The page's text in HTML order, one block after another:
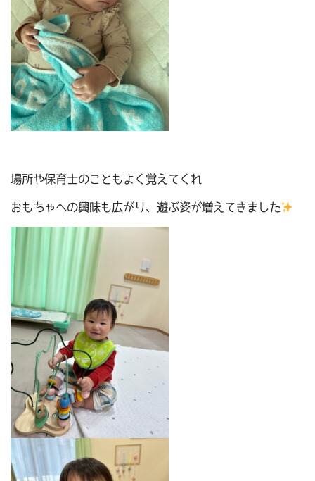
場所や保育士のこともよく覚えてくれ
おもちゃへの興味も広がり、遊ぶ姿が増えてきました